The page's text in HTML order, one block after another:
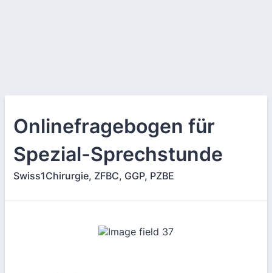
Onlinefragebogen für
Spezial-Sprechstunde
Swiss1Chirurgie, ZFBC, GGP, PZBE